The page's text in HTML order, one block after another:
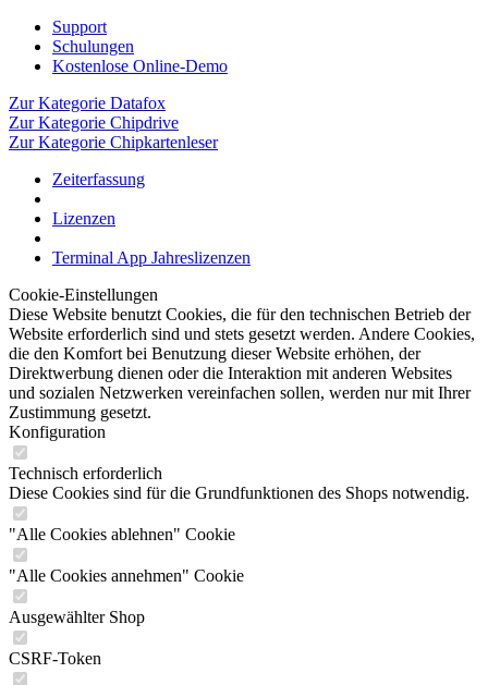
Support
Schulungen
Kostenlose Online-Demo
Zur Kategorie Datafox
Zur Kategorie Chipdrive
Zur Kategorie Chipkartenleser
Zeiterfassung
Lizenzen
Terminal App Jahreslizenzen
Cookie-Einstellungen
Diese Website benutzt Cookies, die für den technischen Betrieb der
Website erforderlich sind und stets gesetzt werden. Andere Cookies,
die den Komfort bei Benutzung dieser Website erhöhen, der
Direktwerbung dienen oder die Interaktion mit anderen Websites
und sozialen Netzwerken vereinfachen sollen, werden nur mit Ihrer
Zustimmung gesetzt.
Konfiguration
Technisch erforderlich
Diese Cookies sind für die Grundfunktionen des Shops notwendig.
"Alle Cookies ablehnen" Cookie
"Alle Cookies annehmen" Cookie
Ausgewählter Shop
CSRF-Token